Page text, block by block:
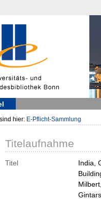
hier: E-Pflicht-Sammlung
Titelaufnahme
Titel
India,
Gintars